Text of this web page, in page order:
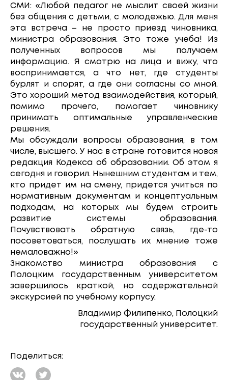
СМИ: «Любой педагог не мыслит своей жизни
без общения с детьми, с молодежью. Для меня
эта встреча – не просто приезд чиновника,
министра образования. Это тоже учеба! Из
полученных вопросов мы получаем
информацию. Я смотрю на лица и вижу, что
воспринимается, а что нет, где студенты
бурлят и спорят, а где они согласны со мной.
Это хороший метод взаимодействия, который,
помимо прочего, помогает чиновнику
принимать оптимальные управленческие
решения.
Мы обсуждали вопросы образования, в том
числе, высшего. У нас в стране готовится новая
редакция Кодекса об образовании. Об этом я
сегодня и говорил. Нынешним студентам и тем,
кто придет им на смену, придется учиться по
нормативным документам и концептуальным
подходам, на которых мы будем строить
развитие системы образования.
Почувствовать обратную связь, где-то
посоветоваться, послушать их мнение тоже
немаловажно!»
Знакомство министра образования с
Полоцким государственным университетом
завершилось краткой, но содержательной
экскурсией по учебному корпусу.
Владимир Филипенко, Полоцкий
государственный университет.
Поделиться: